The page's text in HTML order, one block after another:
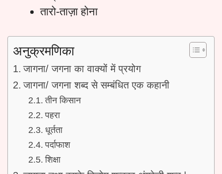
तारो-ताज़ा होना
अनुक्रमणिका
जागना/ जगना का वाक्यों में प्रयोग
जागना/ जगना शब्द से सम्बंधित एक कहानी
तीन किसान
पहरा
धूर्तता
पर्दाफाश
शिक्षा